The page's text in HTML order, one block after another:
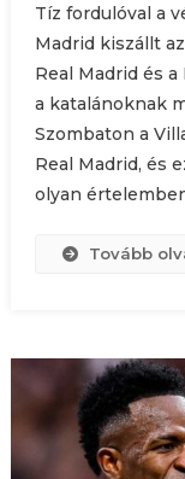
Tíz fordulóval a
Madrid kiszállt
Real Madrid és
a katalánoknak
Szombaton a
Real Madrid, és
olyan
Tovább